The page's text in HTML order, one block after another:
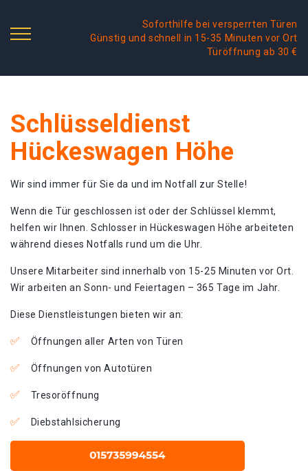
Soforthilfe bei versperrten Türen
Günstig und schnell in 15-35 Minuten vor Ort
Türöffnung ab 30 €
Schlüsseldienst
Hückeswagen Höhe
Wir sind immer für Sie da und im Notfall zur Stelle!
Wenn die Tür geschlossen ist oder der Schlüssel klemmt,
helfen wir Ihnen. Schlosser in Hückeswagen Höhe arbeiteten
während dieses Notfalls rund um die Uhr.
Unsere Mitarbeiter sind innerhalb von 15-25 Minuten vor Ort.
Wir arbeiten an Sonn- und Feiertagen – 365 Tage im Jahr.
Diese Dienstleistungen bieten wir an:
Öffnungen aller Arten von Türen
Öffnungen von Autotüren
Tresoröffnung
Diebstahlsicherung